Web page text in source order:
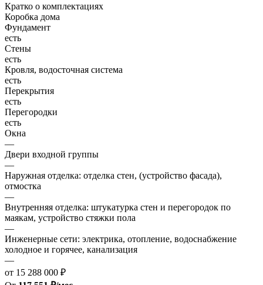
Кратко о комплектациях
Коробка дома
Фундамент
есть
Стены
есть
Кровля, водосточная система
есть
Перекрытия
есть
Перегородки
есть
Окна
—
Двери входной группы
—
Наружная отделка: отделка стен, (устройство фасада),
отмостка
—
Внутренняя отделка: штукатурка стен и перегородок по
маякам, устройство стяжки пола
—
Инженерные сети: электрика, отопление, водоснабжение
холодное и горячее, канализация
—
от 15 288 000 ₽